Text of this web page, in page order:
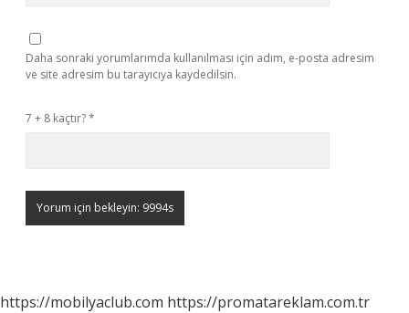
Daha sonraki yorumlarımda kullanılması için adım, e-posta adresim
ve site adresim bu tarayıcıya kaydedilsin.
7 + 8 kaçtır?*
https://mobilyaclub.com https://promatareklam.com.tr